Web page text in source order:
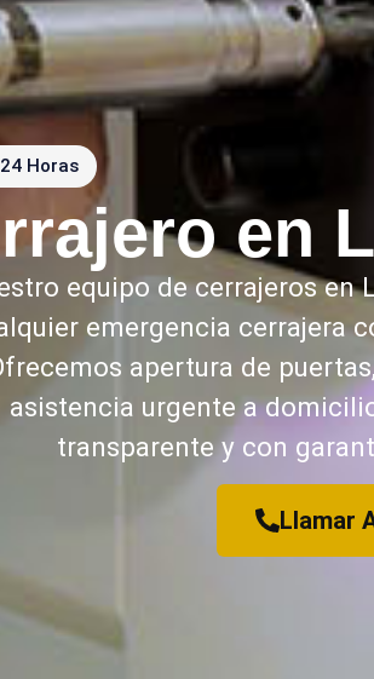
Horas
en
equipo de cerrajeros en
emergencia cerrajera
apertura de
asistencia urgente a
transparente y con
Llamar